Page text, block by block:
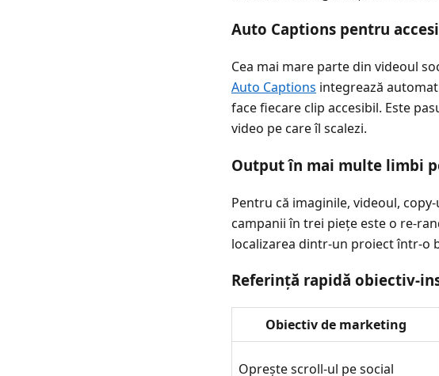
Auto Captions pentru
Cea mai mare parte din videoul
Auto Captions integrează
face fiecare clip accesibil. Este
video pe care îl scalezi.
Output în mai multe limbi
Pentru că imaginile, videoul,
campanii în trei piețe este o re-
localizarea dintr-un proiect într-o
Referință rapidă obiectiv-
Obiectiv de marketing
Oprește scroll-ul pe social